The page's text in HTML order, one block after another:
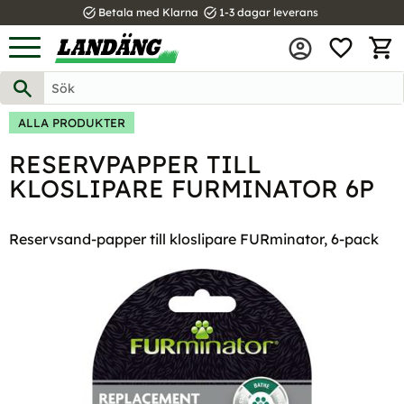
Meny
task_alt Betala med Klarna task_alt 1-3 dagar leverans
ALLA PRODUKTER
RESERVPAPPER TILL
KLOSLIPARE FURMINATOR 6P
Reservsand-papper till kloslipare FURminator, 6-pack